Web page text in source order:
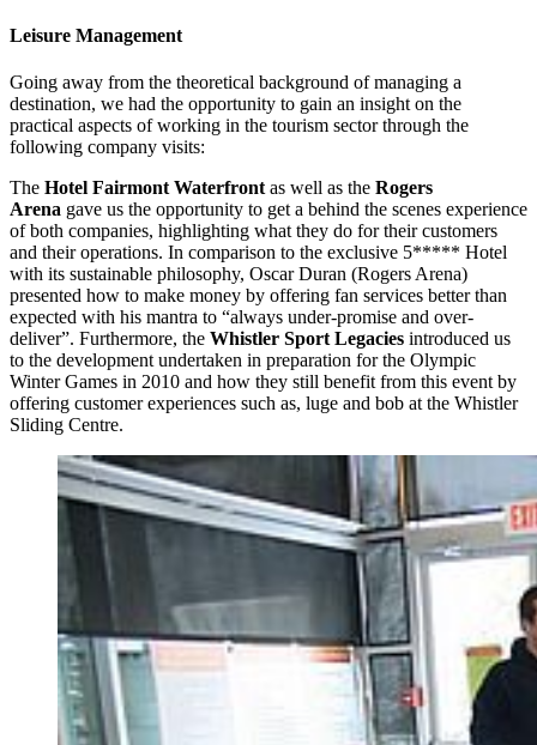
Lei­su­re Ma­nage­ment
Going away from the theoretical background of managing a
destination, we had the opportunity to gain an insight on the
practical aspects of working in the tourism sector through the
following company visits:
The Hotel Fairmont Waterfront as well as the Rogers
Arena gave us the opportunity to get a behind the scenes experience
of both companies, highlighting what they do for their customers
and their operations. In comparison to the exclusive 5***** Hotel
with its sustainable philosophy, Oscar Duran (Rogers Arena)
presented how to make money by offering fan services better than
expected with his mantra to “always under-promise and over-
deliver”. Furthermore, the Whistler Sport Legacies introduced us
to the development undertaken in preparation for the Olympic
Winter Games in 2010 and how they still benefit from this event by
offering customer experiences such as, luge and bob at the Whistler
Sliding Centre.